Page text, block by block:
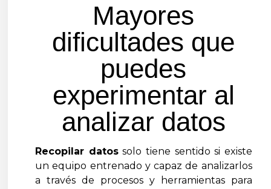
Mayores
dificultades que
puedes
experimentar al
analizar datos
Recopilar datossolo tiene sentido si existe
un equipo entrenado y capaz de analizarlos
a través de procesos y herramientas para